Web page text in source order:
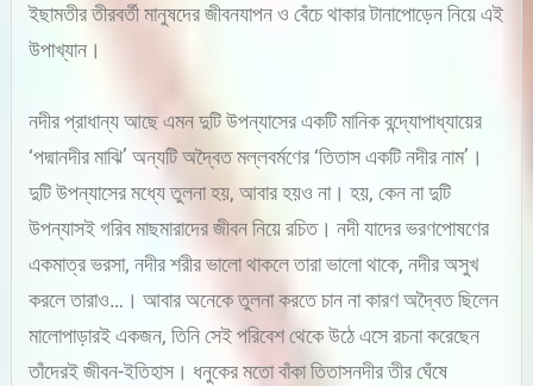
ইছামতীর তীরবর্তী মানুষদের জীবনযাপন ও বেঁচে থাকার টানাপোড়েন নিয়ে এই
উপাখ্যান।
নদীর প্রাধান্য আছে এমন দুটি উপন্যাসের একটি মানিক বন্দ্যোপাধ্যায়ের
‘পদ্মানদীর মাঝি’ অন্যটি অদ্বৈত মল্লবর্মণের ‘তিতাস একটি নদীর নাম’।
দুটি উপন্যাসের মধ্যে তুলনা হয়, আবার হয়ও না। হয়, কেন না দুটি
উপন্যাসই গরিব মাছমারাদের জীবন নিয়ে রচিত। নদী যাদের ভরণপোষণের
একমাত্র ভরসা, নদীর শরীর ভালো থাকলে তারা ভালো থাকে, নদীর অসুখ
করলে তারাও…। আবার অনেকে তুলনা করতে চান না কারণ অদ্বৈত ছিলেন
মালোপাড়ারই একজন, তিনি সেই পরিবেশ থেকে উঠে এসে রচনা করেছেন
তাঁদেরই জীবন-ইতিহাস। ধনুকের মতো বাঁকা তিতাসনদীর তীর ঘেঁষে